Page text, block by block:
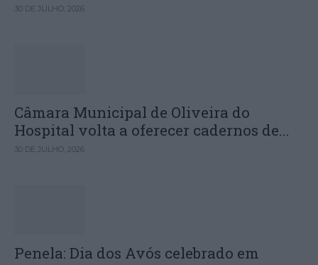
30 DE JULHO, 2026
Câmara Municipal de Oliveira do
Hospital volta a oferecer cadernos de...
30 DE JULHO, 2026
Penela: Dia dos Avós celebrado em